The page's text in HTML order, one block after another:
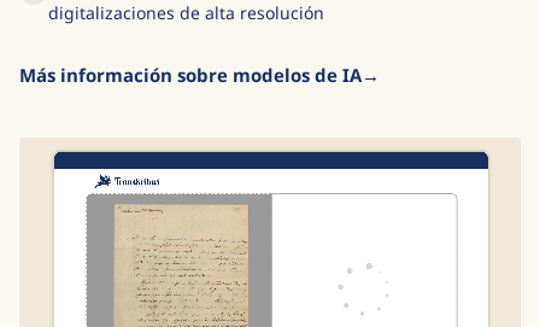
digitalizaciones de alta resolución
Más información sobre modelos de IA